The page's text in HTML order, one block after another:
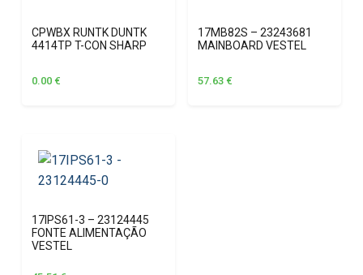
CPWBX RUNTK DUNTK
4414TP T-CON SHARP
0.00 €
17MB82S – 23243681
MAINBOARD VESTEL
57.63 €
17IPS61-3 – 23124445
FONTE ALIMENTAÇÃO
VESTEL